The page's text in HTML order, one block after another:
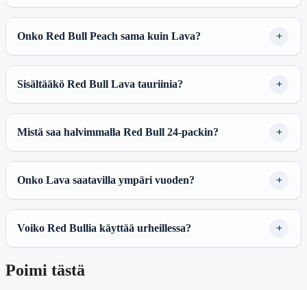
Onko Red Bull Peach sama kuin Lava?
Sisältääkö Red Bull Lava tauriinia?
Mistä saa halvimmalla Red Bull 24-packin?
Onko Lava saatavilla ympäri vuoden?
Voiko Red Bullia käyttää urheillessa?
Poimi tästä